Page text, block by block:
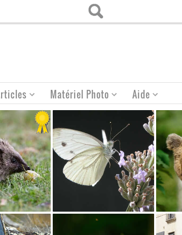
Matériel Photo Aide